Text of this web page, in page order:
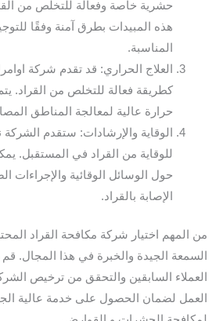
حشرية خاصة وفعالة للتخلص من
هذه المبيدات بطرق آمنة وفقًا
المناسبة.
العلاج الحراري: قد تقدم شركة
كطريقة فعالة للتخلص من القراد.
حرارة عالية لمعالجة المناطق
الوقاية والإرشادات: ستقدم
للوقاية من القراد في المستقبل.
حول الوسائل الوقائية والإجراءات
الإصابة بالقراد.
من المهم اختيار شركة مكافحة القراد
السمعة الجيدة والخبرة في هذا المجال.
العملاء السابقين والتحقق من ترخيص
العمل لضمان الحصول على خدمة عالية